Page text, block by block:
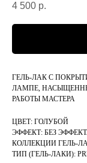
4 500 р.
ГЕЛЬ-ЛАК С
ЛАМПЕ,
РАБОТЫ МАСТЕРА
ЦВЕТ: ГОЛУБОЙ
ЭФФЕКТ: БЕЗ
КОЛЛЕКЦИИ ГЕЛЬ-
ТИП (ГЕЛЬ-ЛАКИ):